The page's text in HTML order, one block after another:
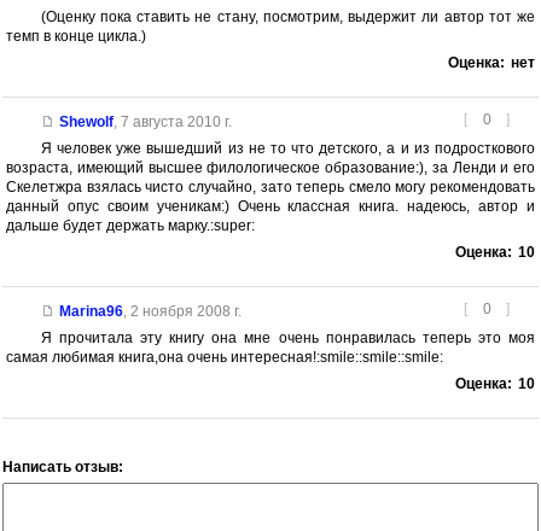
(Оценку пока ставить не стану, посмотрим, выдержит ли автор тот же
темп в конце цикла.)
Оценка: нет
[ 0 ]
Shewolf, 7 августа 2010 г.
Я человек уже вышедший из не то что детского, а и из подросткового
возраста, имеющий высшее филологическое образование:), за Ленди и его
Скелетжра взялась чисто случайно, зато теперь смело могу рекомендовать
данный опус своим ученикам:) Очень классная книга. надеюсь, автор и
дальше будет держать марку.:super:
Оценка: 10
[ 0 ]
Marina96, 2 ноября 2008 г.
Я прочитала эту книгу она мне очень понравилась теперь это моя
самая любимая книга,она очень интересная!:smile::smile::smile:
Оценка: 10
Написать отзыв: